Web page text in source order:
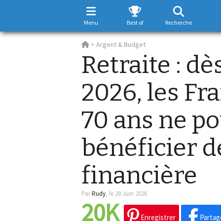
Menu Best of Recherche
> Argent & Budget
Retraite :
2026, les
70 ans ne
bénéficier
financière
ParRudy, le 28 Juin 2026
20K Enregistrer